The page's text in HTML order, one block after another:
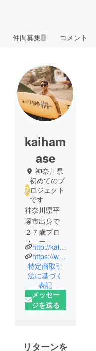
仲間募集 1 コメント
kaiham
ase
神奈川県
初めてのプ
ロジェクト
です
神奈川県平
塚市出身で
２７歳プロ
サーファー
です。
４回日本
チャンピオ
ンを獲得し
ています。
現在は世界
http://kai-hamase-surfing.com/
https://www.youtube.com/channel/UCTjBdX5H_MoyJeITew6TNkQ
特定商取引
法に基づく
表記
メッセー
ジを送る
リターンを